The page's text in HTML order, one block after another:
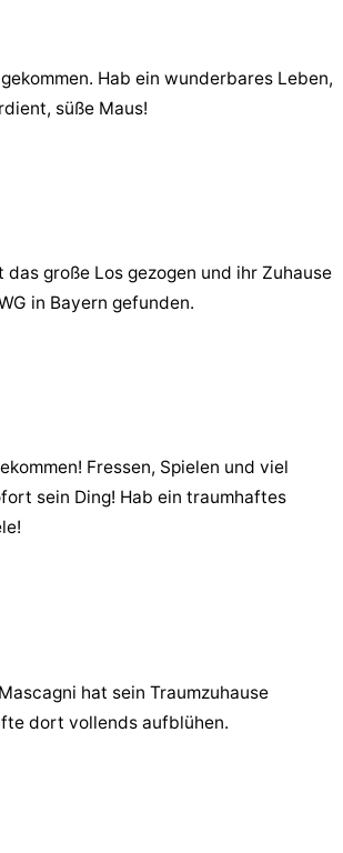
Hab ein wunderbares Leben,
süße Maus!
das große Los gezogen und ihr Zuhause
in Bayern gefunden.
Fressen, Spielen und viel
sein Ding! Hab ein traumhaftes
hat sein Traumzuhause
dort vollends aufblühen.